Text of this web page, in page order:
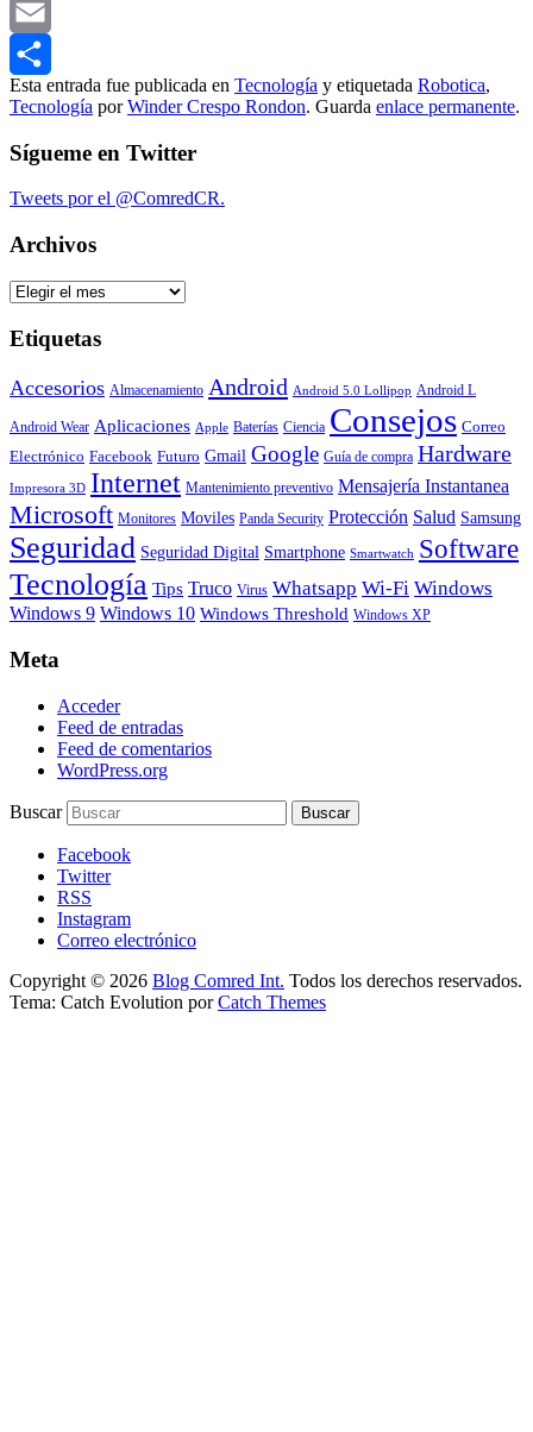
LinkedIn
Email
Compartir
Esta entrada fue publicada en Tecnología y etiquetada Robotica,
Tecnología porWinder Crespo Rondon. Guarda enlace permanente.
Sígueme en Twitter
Tweets por el @ComredCR.
Archivos
Archivos
Etiquetas
Accesorios Almacenamiento Android Android 5.0 Lollipop Android L
Android Wear Aplicaciones Apple Baterías Ciencia Consejos Correo
Electrónico Facebook Futuro Gmail Google Guía de compra Hardware
Impresora 3D Internet Mantenimiento preventivo Mensajería Instantanea
Microsoft Monitores Moviles Panda Security Protección Salud Samsung
Seguridad Seguridad Digital Smartphone Smartwatch Software
Tecnología Tips Truco Virus Whatsapp Wi-Fi Windows
Windows 9 Windows 10 Windows Threshold Windows XP
Meta
Acceder
Feed de entradas
Feed de comentarios
WordPress.org
Buscar
Facebook
Twitter
RSS
Instagram
Correo electrónico
Copyright © 2026 Blog Comred Int. Todos los derechos reservados.
Tema: Catch Evolution porCatch Themes